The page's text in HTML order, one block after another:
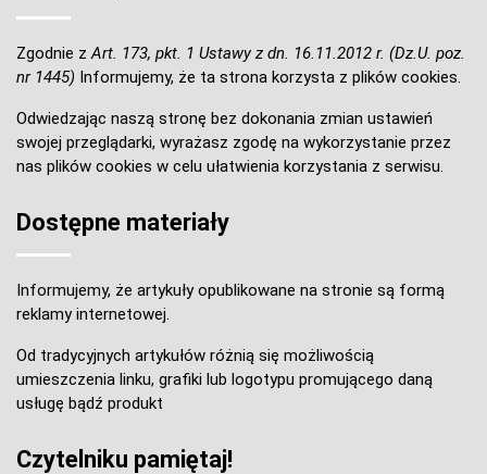
Zgodnie z Art. 173, pkt. 1 Ustawy z dn. 16.11.2012 r. (Dz.U. poz.
nr 1445) Informujemy, że ta strona korzysta z plików cookies.
Odwiedzając naszą stronę bez dokonania zmian ustawień
swojej przeglądarki, wyrażasz zgodę na wykorzystanie przez
nas plików cookies w celu ułatwienia korzystania z serwisu.
Dostępne materiały
Informujemy, że artykuły opublikowane na stronie są formą
reklamy internetowej.
Od tradycyjnych artykułów różnią się możliwością
umieszczenia linku, grafiki lub logotypu promującego daną
usługę bądź produkt
Czytelniku pamiętaj!